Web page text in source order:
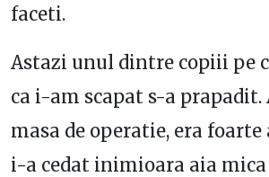
faceti.
Astazi unul dintre copiii pe
ca i-am scapat s-a prapadit.
masa de operatie, era foarte
i-a cedat inimioara aia